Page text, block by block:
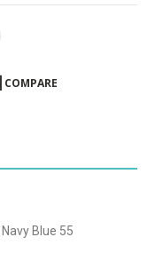
COMPARE
Blue 55